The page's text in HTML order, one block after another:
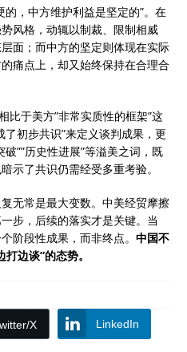
，中方维护利益是坚定的”。在
风格，动辄以制裁、限制相威
面；而中方的坚定则体现在实际
痛点上，却又始终保持在合理合
比于美方”非常实质性的框架”这
初步共识”来定义谈判成果，更
””历史性进展”等溢美之词，既
示了共识仍需经受多重考验。
无常是最大变数。中美经贸摩擦
步，后续的落实才是关键。当
阶段性成果，而非终点。 中国不
边谈”的态势。
X LinkedIn